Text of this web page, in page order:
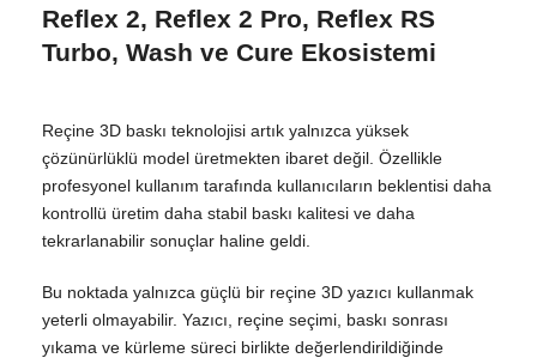
Reflex 2, Reflex 2 Pro, Reflex RS
Turbo, Wash ve Cure Ekosistemi
Reçine 3D baskı teknolojisi artık yalnızca yüksek
çözünürlüklü model üretmekten ibaret değil. Özellikle
profesyonel kullanım tarafında kullanıcıların beklentisi daha
kontrollü üretim daha stabil baskı kalitesi ve daha
tekrarlanabilir sonuçlar haline geldi.
Bu noktada yalnızca güçlü bir reçine 3D yazıcı kullanmak
yeterli olmayabilir. Yazıcı, reçine seçimi, baskı sonrası
yıkama ve kürleme süreci birlikte değerlendirildiğinde